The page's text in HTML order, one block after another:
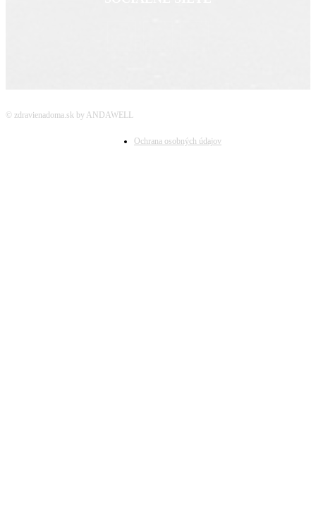
© zdravienadoma.sk by ANDAWELL
Ochrana osobných údajov